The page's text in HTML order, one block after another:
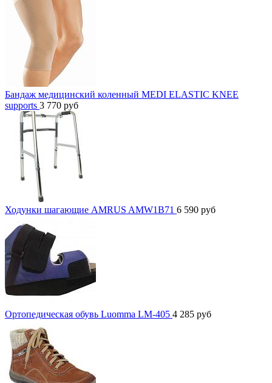
Бандаж медицинский коленный MEDI ELASTIC KNEE
supports 3 770 руб
Ходунки шагающие AMRUS AMW1B71 6 590 руб
Ортопедическая обувь Luomma LM-405 4 285 руб